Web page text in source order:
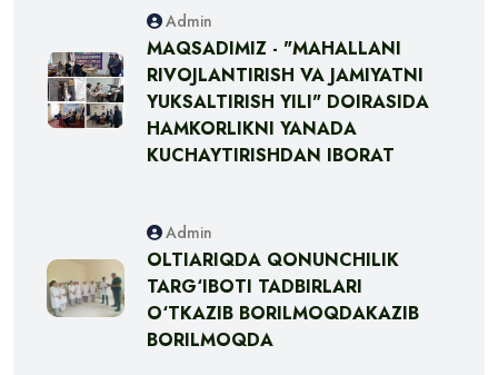
Admin
MAQSADIMIZ - "MAHALLANI
RIVOJLANTIRISH VA JAMIYATNI
YUKSALTIRISH YILI" DOIRASIDA
HAMKORLIKNI YANADA
KUCHAYTIRISHDAN IBORAT
Admin
OLTIARIQDA QONUNCHILIK
TARG‘IBOTI TADBIRLARI
O‘TKAZIB BORILMOQDAKAZIB
BORILMOQDA